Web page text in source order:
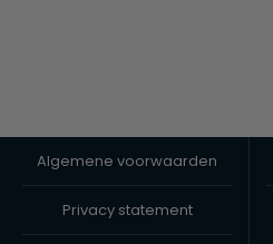
Algemene voorwaarden
Privacy statement